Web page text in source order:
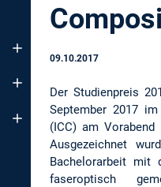
09.10.2017
Der Studienpreis
September 2017
(ICC) am
Ausgezeichnet
Bachelorarbeit mit
faseroptisch